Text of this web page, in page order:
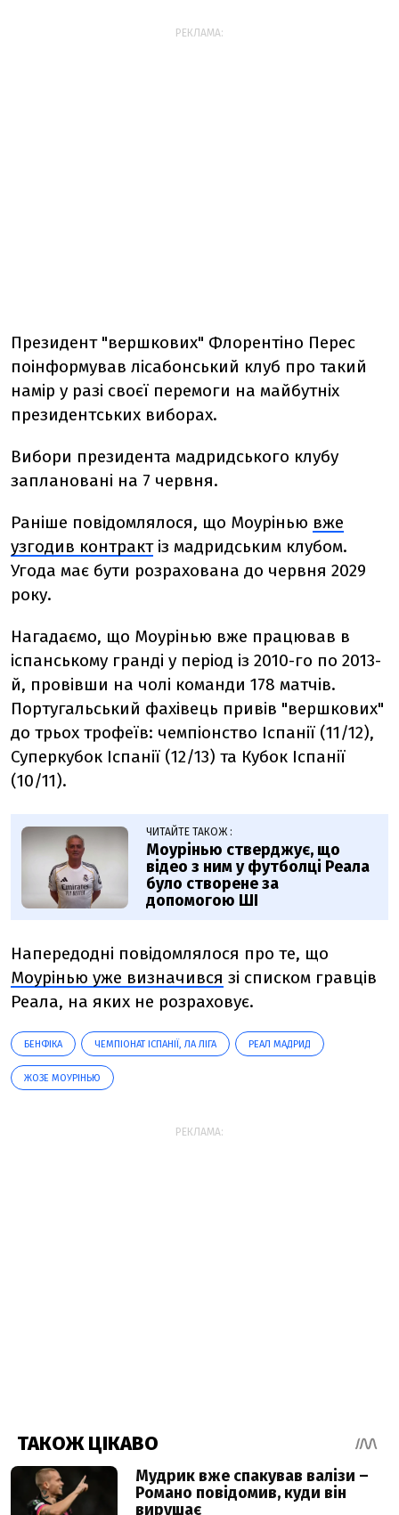
РЕКЛАМА:
Президент "вершкових" Флорентіно Перес
поінформував лісабонський клуб про такий
намір у разі своєї перемоги на майбутніх
президентських виборах.
Вибори президента мадридського клубу
заплановані на 7 червня.
Раніше повідомлялося, що Моурінью вже
узгодив контрактіз мадридським клубом.
Угода має бути розрахована до червня 2029
року.
Нагадаємо, що Моурінью вже працював в
іспанському гранді у період із 2010-го по 2013-
й, провівши на чолі команди 178 матчів.
Португальський фахівець привів "вершкових"
до трьох трофеїв: чемпіонство Іспанії (11/12),
Суперкубок Іспанії (12/13) та Кубок Іспанії
(10/11).
ЧИТАЙТЕ ТАКОЖ :
Моурінью стверджує, що
відео з ним у футболці Реала
було створене за
допомогою ШІ
Напередодні повідомлялося про те, що
Моурінью уже визначився зі списком гравців
Реала, на яких не розраховує.
БЕНФІКА ЧЕМПІОНАТ ІСПАНІЇ, ЛА ЛІГА РЕАЛ МАДРИД
ЖОЗЕ МОУРІНЬЮ
РЕКЛАМА: